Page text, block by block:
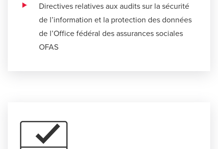
Directives relatives aux audits sur la sécurité
de l’information et la protection des données
de l’Office fédéral des assurances sociales
OFAS